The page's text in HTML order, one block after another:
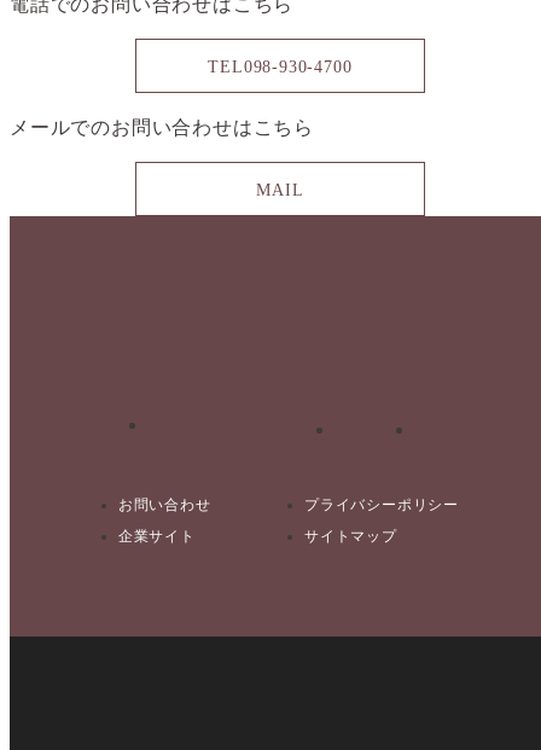
電話でのお問い合わせは こちら
TEL098-930-4700
メールでのお問い合わせは こちら
MAIL
お問い合わせ
プライバシーポリシー
企業サイト
サイトマップ